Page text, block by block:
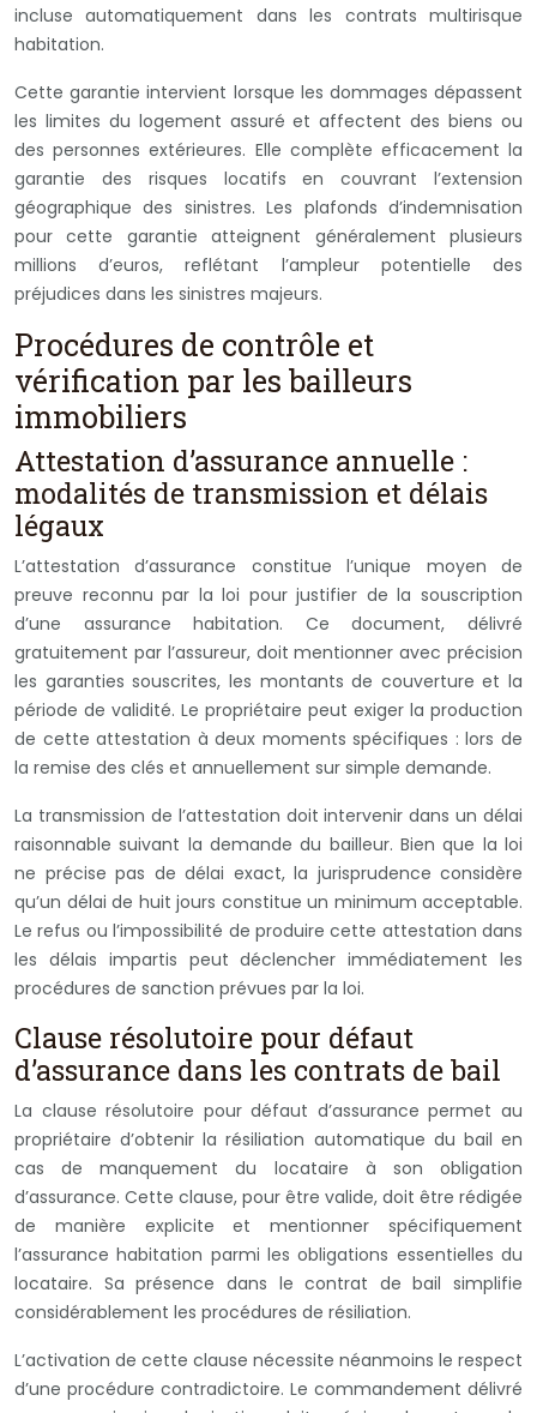
incluse automatiquement dans les contrats multirisque
habitation.
Cette garantie intervient lorsque les dommages dépassent
les limites du logement assuré et affectent des biens ou
des personnes extérieures. Elle complète efficacement la
garantie des risques locatifs en couvrant l’extension
géographique des sinistres. Les plafonds d’indemnisation
pour cette garantie atteignent généralement plusieurs
millions d’euros, reflétant l’ampleur potentielle des
préjudices dans les sinistres majeurs.
Procédures de contrôle et
vérification par les bailleurs
immobiliers
Attestation d’assurance annuelle :
modalités de transmission et délais
légaux
L’attestation d’assurance constitue l’unique moyen de
preuve reconnu par la loi pour justifier de la souscription
d’une assurance habitation. Ce document, délivré
gratuitement par l’assureur, doit mentionner avec précision
les garanties souscrites, les montants de couverture et la
période de validité. Le propriétaire peut exiger la production
de cette attestation à deux moments spécifiques : lors de
la remise des clés et annuellement sur simple demande.
La transmission de l’attestation doit intervenir dans un délai
raisonnable suivant la demande du bailleur. Bien que la loi
ne précise pas de délai exact, la jurisprudence considère
qu’un délai de huit jours constitue un minimum acceptable.
Le refus ou l’impossibilité de produire cette attestation dans
les délais impartis peut déclencher immédiatement les
procédures de sanction prévues par la loi.
Clause résolutoire pour défaut
d’assurance dans les contrats de bail
La clause résolutoire pour défaut d’assurance permet au
propriétaire d’obtenir la résiliation automatique du bail en
cas de manquement du locataire à son obligation
d’assurance. Cette clause, pour être valide, doit être rédigée
de manière explicite et mentionner spécifiquement
l’assurance habitation parmi les obligations essentielles du
locataire. Sa présence dans le contrat de bail simplifie
considérablement les procédures de résiliation.
L’activation de cette clause nécessite néanmoins le respect
d’une procédure contradictoire. Le commandement délivré